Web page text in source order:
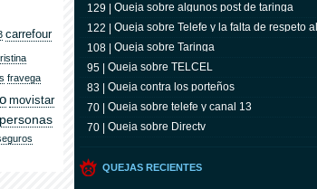
carrefour
fravega
movistar
personas
129 | Queja sobre algunos post de taringa
122 | Queja sobre Telefe y la falta de respeto al
televidente
108 | Queja sobre Taringa
95 | Queja sobre TELCEL
83 | Queja contra los porteños
70 | Queja sobre telefe y canal 13
70 | Queja sobre Directv
QUEJAS RECIENTES